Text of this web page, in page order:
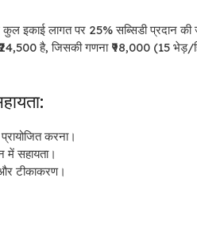
इकाई लागत पर 25% सब्सिडी प्रदान की
है, जिसकी गणना ₹98,000 (15 भेड़/
करना।
में सहायता।
टीकाकरण।